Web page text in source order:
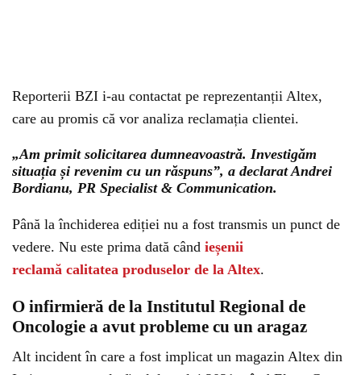
Reporterii BZI i-au contactat pe reprezentanții Altex,
care au promis că vor analiza reclamația clientei.
„Am primit solicitarea dumneavoastră. Investigăm
situația și revenim cu un răspuns”, a declarat Andrei
Bordianu, PR Specialist & Communication.
Până la închiderea ediției nu a fost transmis un punct de
vedere. Nu este prima dată când ieșenii
reclamă calitatea produselor de la Altex.
O infirmieră de la Institutul Regional de
Oncologie a avut probleme cu un aragaz
Alt incident în care a fost implicat un magazin Altex din